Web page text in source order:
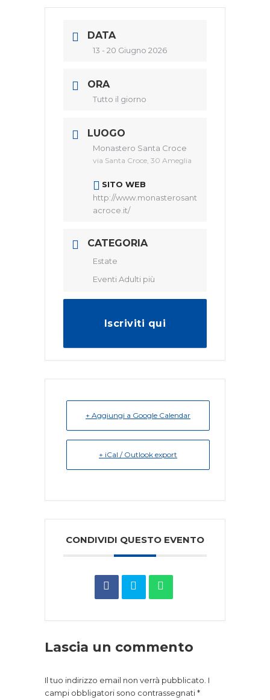
DATA
13 - 20 Giugno 2026
ORA
Tutto il giorno
LUOGO
Monastero Santa Croce
via Santa Croce, 30 Ameglia
SITO WEB
http://www.monasterosant
acroce.it/
CATEGORIA
Estate
Eventi Adulti più
Iscriviti qui
+ Aggiungi a Google Calendar
+ iCal / Outlook export
CONDIVIDI QUESTO EVENTO
Lascia un commento
Il tuo indirizzo email non verrà pubblicato. I
campi obbligatori sono contrassegnati*